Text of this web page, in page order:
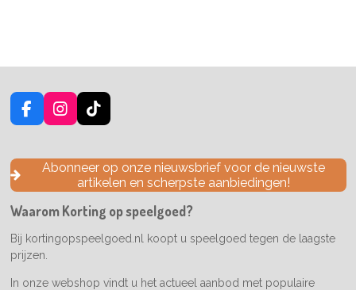
F
a
e
o
k
I
n
t
a
g
a
m
T
i
T
o
k
Abonneer op onze nieuwsbrief voor de nieuwste
artikelen en scherpste aanbiedingen!
Waarom Korting op speelgoed?
Bij kortingopspeelgoed.nl koopt u speelgoed tegen de laagste
prijzen.
In onze webshop vindt u het actueel aanbod met populaire